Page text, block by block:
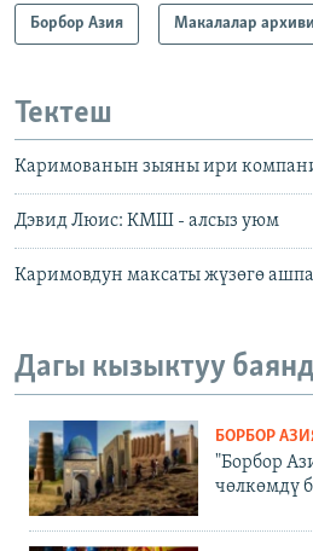
Борбор Азия Макалалар архиви
Тектеш
Каримованын зыяны ири
Дэвид Люис: КМШ - алсыз уюм
Каримовдун максаты жүзөгө
Дагы кызыктуу
БОРБОР
"Борбор
чөлкөмдү